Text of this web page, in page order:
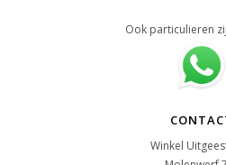
Ook particulieren
Winkel